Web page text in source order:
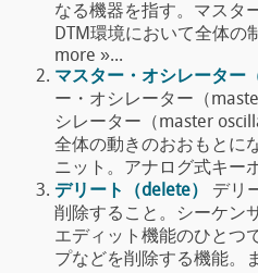
なる機器を指す。マスタ
DTM環境において全体の
more »...
マスター・オシレーター
ー・オシレーター（
シレーター（master
全体の動きのおおもとに
ニット。アナログ式キー
デリート（delete）
デリ
削除すること。シーケン
エディット機能のひとつ
プなどを削除する機能。